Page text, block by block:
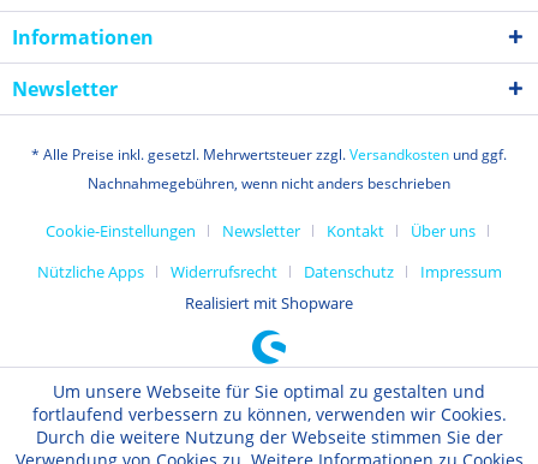
Informationen
Newsletter
* Alle Preise inkl. gesetzl. Mehrwertsteuer zzgl.Versandkosten und ggf.
Nachnahmegebühren, wenn nicht anders beschrieben
Cookie-Einstellungen Newsletter Kontakt
Über uns
Nützliche Apps
Widerrufsrecht Datenschutz
Impressum
Realisiert mit Shopware
Um unsere Webseite für Sie optimal zu gestalten und
fortlaufend verbessern zu können, verwenden wir Cookies.
Durch die weitere Nutzung der Webseite stimmen Sie der